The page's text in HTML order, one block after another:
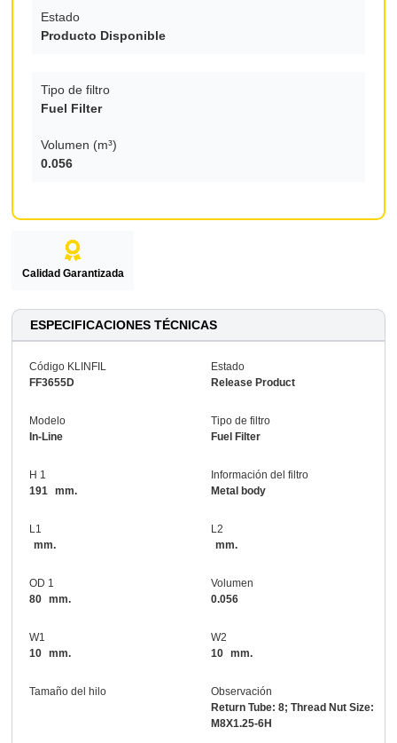
Estado
Producto Disponible
Tipo de filtro
Fuel Filter
Volumen (m³)
0.056
Calidad Garantizada
ESPECIFICACIONES TÉCNICAS
Código KLINFIL
FF3655D
Estado
Release Product
Modelo
In-Line
Tipo de filtro
Fuel Filter
H 1
191
mm.
Información del filtro
Metal body
L1
mm.
L2
mm.
OD 1
80 mm.
Volumen
0.056
W1
10 mm.
W2
10 mm.
Tamaño del hilo
Observación
Return Tube: 8; Thread Nut Size:
M8X1.25-6H